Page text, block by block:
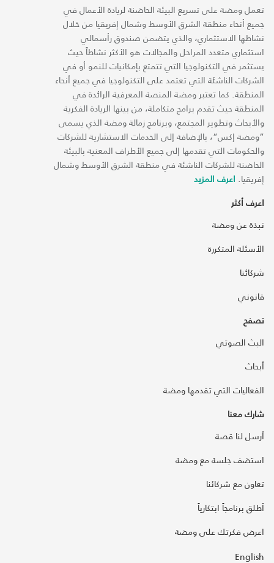
تعمل ومضة على تسريع البيئة الحاضنة لريادة الأعمال في
جميع أنحاء منطقة الشرق الأوسط وشمال إفريقيا من خلال
نشاطها الاستثماري، والذي يتضمن صندوق رأسمالي
استثماري متعدد المراحل والمجالات هو الأكثر نشاطاً حيث
يستثمر في التكنولوجيا التي تتمتع بإمكانيات للنمو أو في
الشركات الناشئة التي تعتمد على التكنولوجيا في جميع أنحاء
المنطقة. كما تعتبر ومضة المنصة المعرفية الرائدة في
المنطقة حيث تقدم برامج متكاملة، من بينها الريادة الفكرية
والأبحاث وتطوير المجتمع، وبرنامج زمالة ومضة الذي يسمى
“ومضة إكس“، بالإضافة إلى الخدمات الاستشارية للشركات
والحكومات التي تقدمها إلى جميع الأطراف المعنية بالبيئة
الحاضنة للشركات الناشئة في منطقة الشرق الأوسط وشمال
إفريقيا. اعرف المزيد
اعرف أكثر
نبذة عن ومضة
الأسئلة المتكررة
شركائنا
قانوني
تصفح
البث الصوتي
أبحاث
الفعاليات التي تقدمها ومضة
شارك معنا
أرسل لنا قصة
استضف جلسة مع ومضة
تعاون مع شركائنا
أطلق برنامجاً ابتكارياً
اعرض فكرتك على ومضة
English